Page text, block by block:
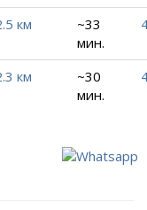
км
~33
мин.
км
~30
мин.